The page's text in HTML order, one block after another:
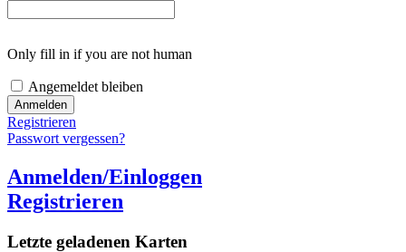
Only fill in if you are not human
Angemeldet bleiben
Registrieren
Passwort vergessen?
Anmelden/Einloggen
Registrieren
Letzte geladenen Karten